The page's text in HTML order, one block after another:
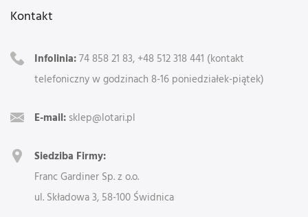
Kontakt
Infolinia:74 858 21 83, +48 512 318 441 (kontakt
telefoniczny w godzinach 8-16 poniedziałek-piątek)
E-mail: sklep@lotari.pl
Siedziba Firmy:
Franc Gardiner Sp. z o.o.
ul. Składowa 3, 58-100 Świdnica